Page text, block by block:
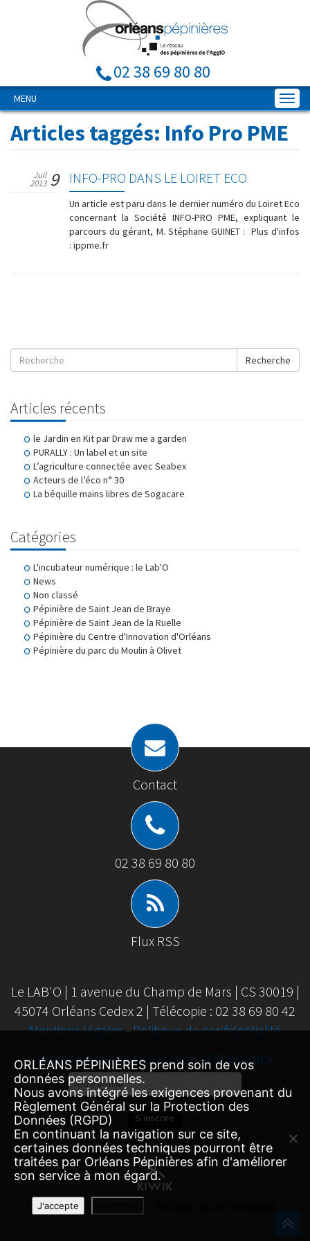
02 38 69 80 80
MENU
Articles taggés: Info Pro PME
INFO-PRO DANS LE LOIRET ECO
Juil
2013 9
Un article est paru dans le dernier numéro du Loiret Eco
concernant la Société INFO-PRO PME, expliquant le
parcours du gérant, M. Stéphane GUINET : Plus d'infos
: ippme.fr
Recherche
Articles récents
le Jardin en Kit par Draw me a garden
PURALLY : Un label et un site
L’agriculture connectée avec Seabex
Acteurs de l’éco n° 30
La béquille mains libres de Sogacare
Catégories
L'incubateur numérique : le Lab'O
News
Non classé
Pépinière de Saint Jean de Braye
Pépinière de Saint Jean de la Ruelle
Pépinière du Centre d'Innovation d'Orléans
Pépinière du parc du Moulin à Olivet
Contact
02 38 69 80 80
Flux RSS
Le LAB'O | 1 avenue du Champ de Mars | CS 30019 |
45074 Orléans Cedex 2 | Télécopie : 02 38 69 80 42
Mentions légales-Politique de confidentialité
SUIVEZ NOTRE CONTENU SUR FEEDBURNER
Email
Subscription
S'inscrire
ORLÉANS PÉPINIÈRES prend soin de vos
données personnelles.
Nous avons intégré les exigences provenant du
Règlement Général sur la Protection des
Données (RGPD)
En continuant la navigation sur ce site,
certaines données techniques pourront être
traitées par Orléans Pépinières afin d'améliorer
son service à mon égard.
J'accepte